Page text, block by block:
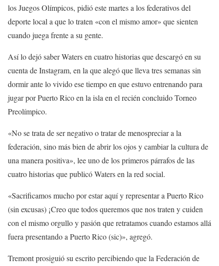
los Juegos Olímpicos, pidió este martes a los federativos del
deporte local a que lo traten «con el mismo amor» que sienten
cuando juega frente a su gente.
Así lo dejó saber Waters en cuatro historias que descargó en su
cuenta de Instagram, en la que alegó que lleva tres semanas sin
dormir ante lo vivido ese tiempo en que estuvo entrenando para
jugar por Puerto Rico en la isla en el recién concluido Torneo
Preolímpico.
«No se trata de ser negativo o tratar de menospreciar a la
federación, sino más bien de abrir los ojos y cambiar la cultura de
una manera positiva», lee uno de los primeros párrafos de las
cuatro historias que publicó Waters en la red social.
«Sacrificamos mucho por estar aquí y representar a Puerto Rico
(sin excusas) ¡Creo que todos queremos que nos traten y cuiden
con el mismo orgullo y pasión que retratamos cuando estamos allá
fuera presentando a Puerto Rico (sic)», agregó.
Tremont prosiguió su escrito percibiendo que la Federación de